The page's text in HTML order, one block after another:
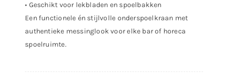
• Geschikt voor lekbladen en spoelbakken
Een functionele én stijlvolle onderspoelkraan met
authentieke messinglook voor elke bar of horeca
spoelruimte.